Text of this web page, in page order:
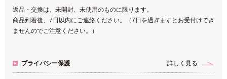
返品・交換は、未開封、未使用のものに限ります。
商品到着後、7日以内にご連絡ください。（7日を過ぎますとお受付けでき
ませんのでご注意ください。）
プライバシー保護 詳しく見る